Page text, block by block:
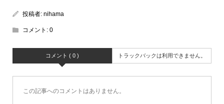
投稿者: nihama
コメント: 0
コメント ( 0 ) トラックバックは利用できません。
この記事へのコメントはありません。